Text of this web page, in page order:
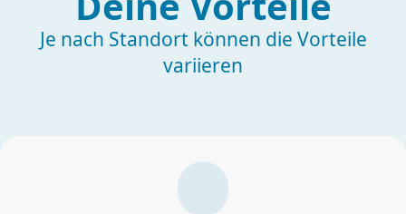
Je nach Standort können die Vorteile
variieren